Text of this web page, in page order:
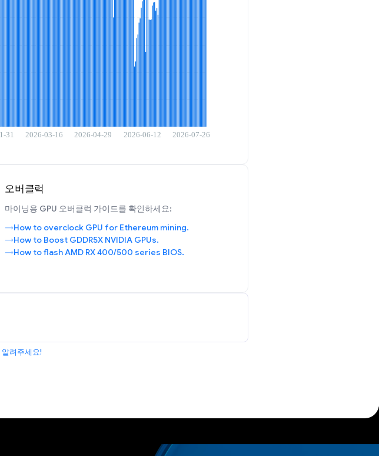
오버클럭
마이닝용 GPU 오버클럭 가이드를 확인하세요:
How to overclock GPU for Ethereum mining.
How to Boost GDDR5X NVIDIA GPUs.
How to flash AMD RX 400/500 series BIOS.
알려주세요!